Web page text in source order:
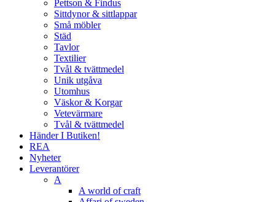
Pettson & Findus
Sittdynor & sittlappar
Små möbler
Städ
Tavlor
Textilier
Tvål & tvättmedel
Unik utgåva
Utomhus
Väskor & Korgar
Vetevärmare
Tvål & tvättmedel
Händer I Butiken!
REA
Nyheter
Leverantörer
A
A world of craft